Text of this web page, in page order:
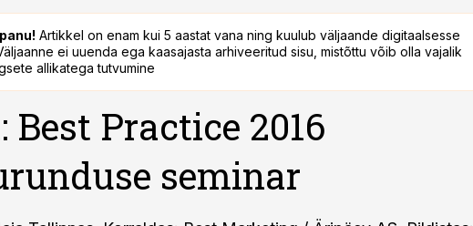
Artikkel on enam kui 5 aastat vana ning kuulub väljaande digitaalsesse
ei uuenda ega kaasajasta arhiveeritud sisu, mistõttu võib olla vajalik
allikatega tutvumine
Best Practice 2016
seminar